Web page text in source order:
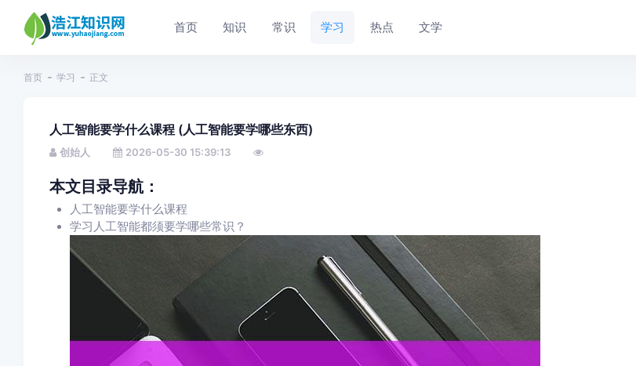
首页 知识 常识 学习 热点 文学
首页 学习 正文
人工智能要学什么课程 (人工智能要学哪些东西)
创始人 2026-05-30 15:39:13
本文目录导航：
人工智能要学什么课程
学习人工智能都须要学哪些常识？